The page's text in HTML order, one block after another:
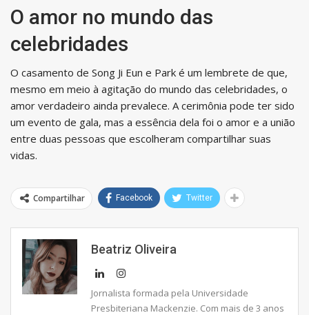
O amor no mundo das
celebridades
O casamento de Song Ji Eun e Park é um lembrete de que,
mesmo em meio à agitação do mundo das celebridades, o
amor verdadeiro ainda prevalece. A cerimônia pode ter sido
um evento de gala, mas a essência dela foi o amor e a união
entre duas pessoas que escolheram compartilhar suas
vidas.
Compartilhar Facebook Twitter
Beatriz Oliveira
Jornalista formada pela Universidade
Presbiteriana Mackenzie. Com mais de 3 anos